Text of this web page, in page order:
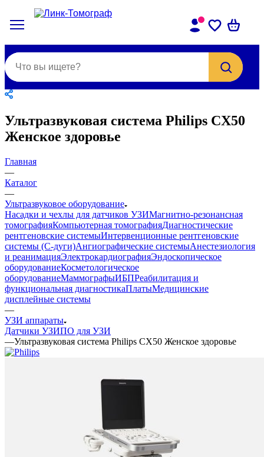
Ультразвуковая система Philips CX50
Женское здоровье
Главная
—
Каталог
—
Ультразвуковое оборудование
Насадки и чехлы для датчиков УЗИМагнитно-резонансная
томографияКомпьютерная томографияДиагностические
рентгеновские системыИнтервенционные рентгеновские
системы (С-дуги)Ангиографические системыАнестезиология
и реанимацияЭлектрокардиографияЭндоскопическое
оборудованиеКосметологическое
оборудованиеМаммографыИБПРеабилитация и
функциональная диагностикаПлатыМедицинские
дисплейные системы
—
УЗИ аппараты
Датчики УЗИПО для УЗИ
—Ультразвуковая система Philips CX50 Женское здоровье